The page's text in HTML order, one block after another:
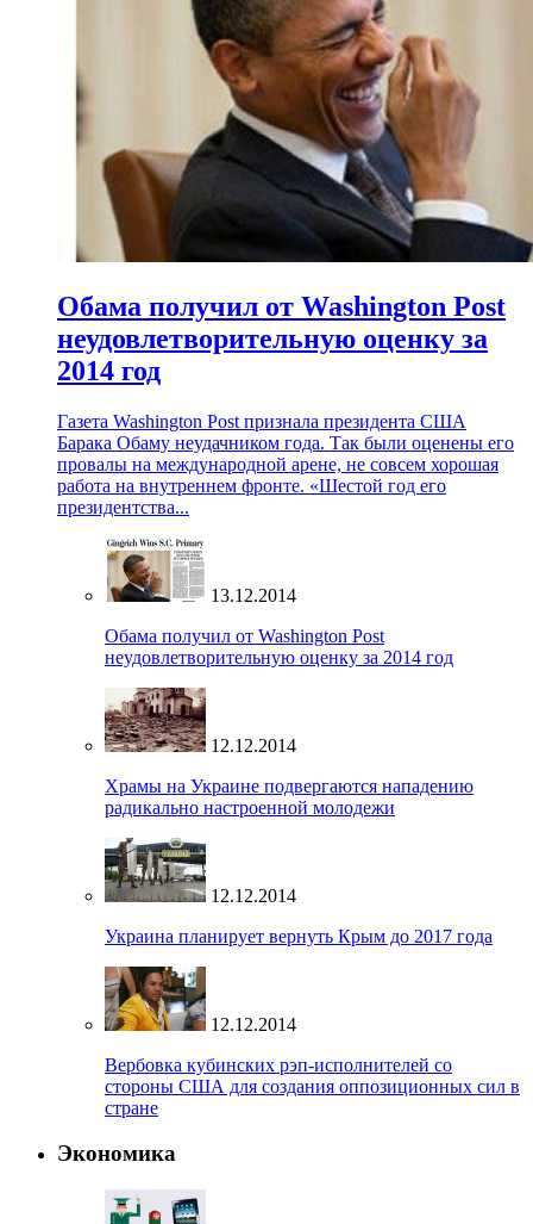
Обама получил от Washington Post
неудовлетворительную оценку за
2014 год
Газета Washington Post признала президента США
Барака Обаму неудачником года. Так были оценены его
провалы на международной арене, не совсем хорошая
работа на внутреннем фронте. «Шестой год его
президентства...
13.12.2014
Обама получил от Washington Post
неудовлетворительную оценку за 2014 год
12.12.2014
Храмы на Украине подвергаются нападению
радикально настроенной молодежи
12.12.2014
Украина планирует вернуть Крым до 2017 года
12.12.2014
Вербовка кубинских рэп-исполнителей со
стороны США для создания оппозиционных сил в
стране
Экономика